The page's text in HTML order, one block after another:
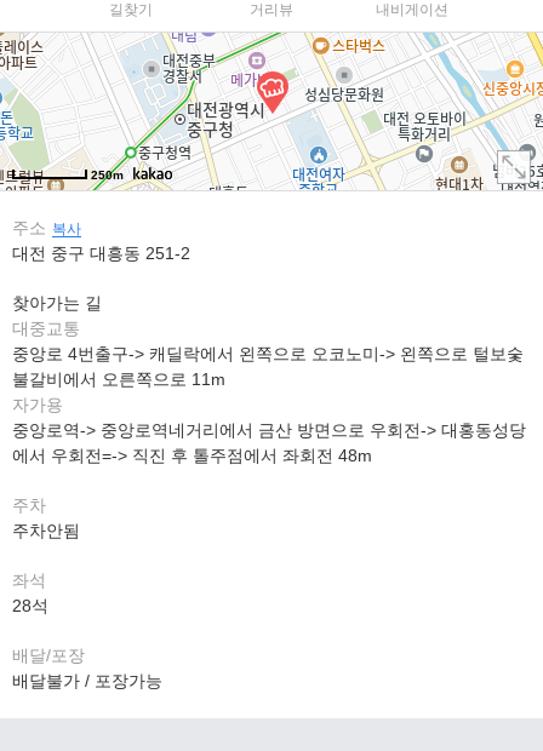
길찾기 거리뷰 내비게이션
250m
주소 복사
대전 중구 대흥동 251-2
찾아가는 길
대중교통
중앙로 4번출구-> 캐딜락에서 왼쪽으로 오코노미-> 왼쪽으로 털보숯
불갈비에서 오른쪽으로 11m
자가용
중앙로역-> 중앙로역네거리에서 금산 방면으로 우회전-> 대홍동성당
에서 우회전=-> 직진 후 톨주점에서 좌회전 48m
주차
주차안됨
좌석
28석
배달/포장
배달불가 / 포장가능